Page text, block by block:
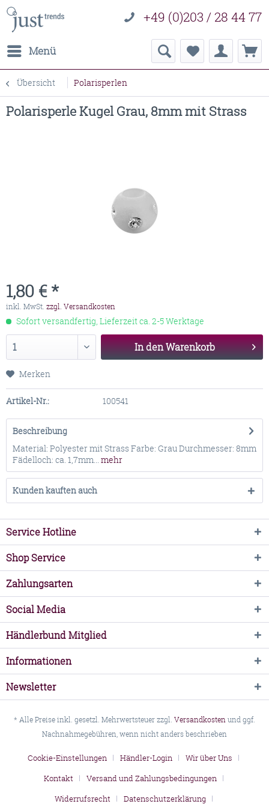
+49 (0)203 / 28 44 77
Menü
Übersicht Polarisperlen
Polarisperle Kugel Grau, 8mm mit Strass
1,80 € *
inkl. MwSt. zzgl. Versandkosten
Sofort versandfertig, Lieferzeit ca. 2-5 Werktage
In denWarenkorb
Merken
Artikel-Nr.: 100541
Beschreibung
Material: Polyester mit Strass Farbe: Grau Durchmesser: 8mm
Fädelloch: ca. 1,7mm... mehr
Kunden kauften auch
Service Hotline
Shop Service
Zahlungsarten
Social Media
Händlerbund Mitglied
Informationen
Newsletter
* Alle Preise inkl. gesetzl. Mehrwertsteuer zzgl. Versandkostenund ggf.
Nachnahmegebühren, wenn nicht anders beschrieben
Cookie-Einstellungen Händler-Login
Wir über Uns
Kontakt
Versand und Zahlungsbedingungen
Widerrufsrecht
Datenschutzerklärung